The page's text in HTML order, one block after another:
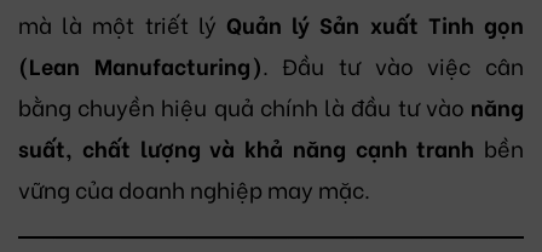
mà là một triết lý Quản lý Sản xuất Tinh gọn
(Lean Manufacturing). Đầu tư vào việc cân
bằng chuyền hiệu quả chính là đầu tư vào năng
suất, chất lượng và khả năng cạnh tranh bền
vững của doanh nghiệp may mặc.